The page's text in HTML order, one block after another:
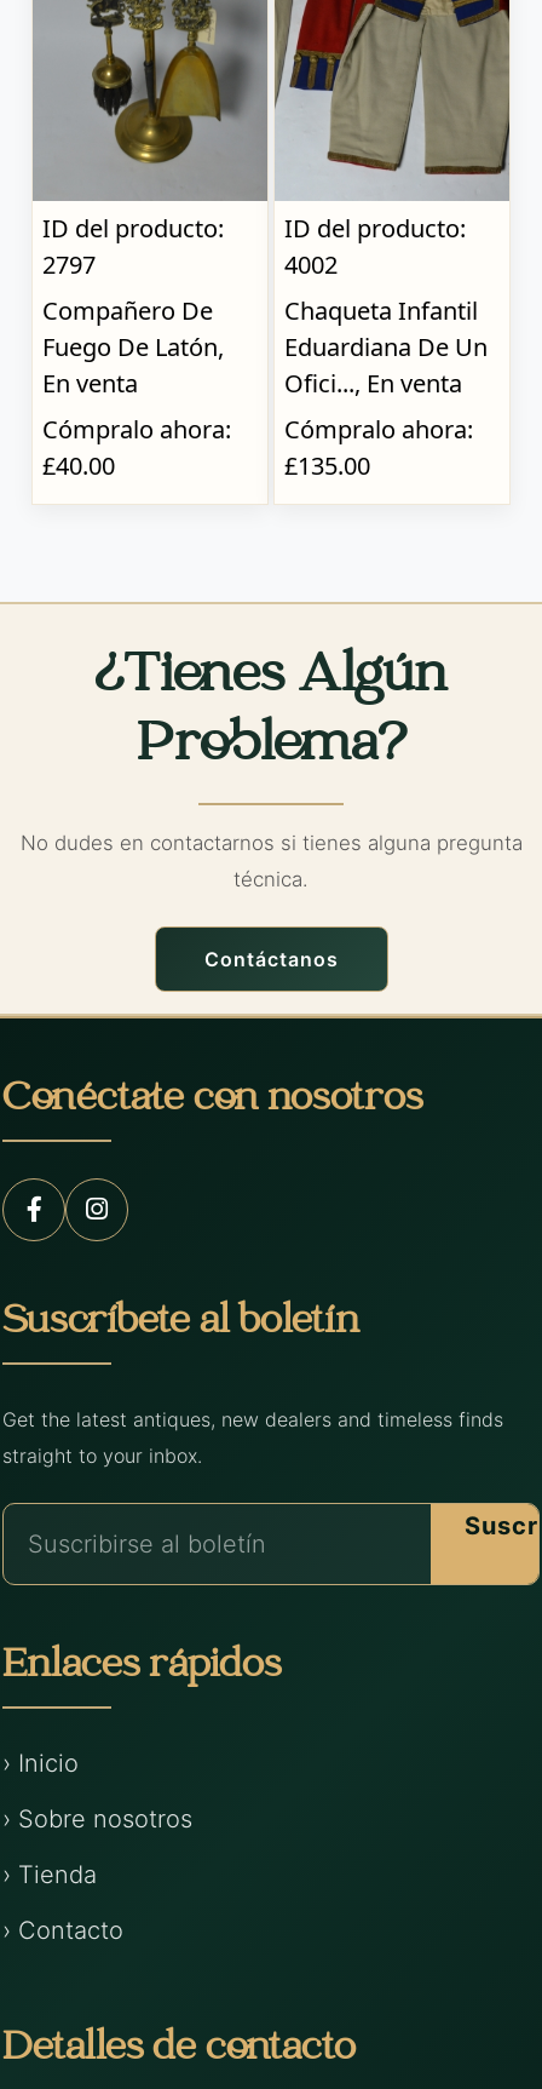
ID del producto:
2797
Compañero De
Fuego De Latón,
En venta
Cómpralo ahora:
£40.00
ID del producto:
4002
Chaqueta Infantil
Eduardiana De Un
Ofici..., En venta
Cómpralo ahora:
£135.00
¿Tienes Algún
Problema?
No dudes en contactarnos si tienes alguna pregunta
técnica.
Contáctanos
Conéctate con nosotros
Suscríbete al boletín
Get the latest antiques, new dealers and timeless finds
straight to your inbox.
Enlaces rápidos
› Inicio
› Sobre nosotros
› Tienda
› Contacto
Detalles de contacto